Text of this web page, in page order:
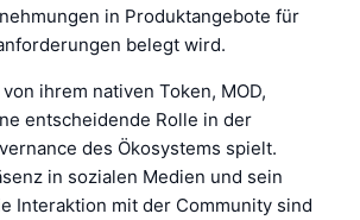
in Produktangebote für
belegt wird.
ihrem nativen Token, MOD,
entscheidende Rolle in der
des Ökosystems spielt.
in sozialen Medien und sein
Interaktion mit der Community sind